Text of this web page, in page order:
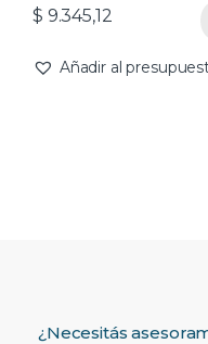
$ 9.345,12
Añadir al
¿Necesitás